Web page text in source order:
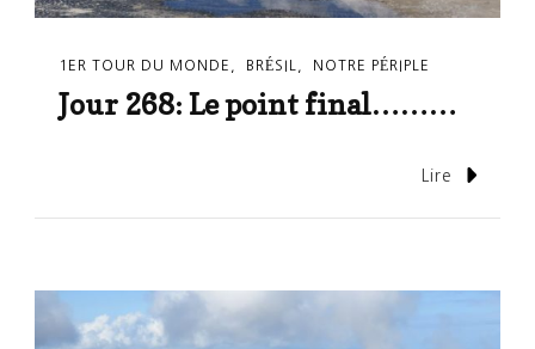
1ER TOUR DU MONDE BRÉSIL NOTRE PÉRIPLE
Jour 268: Le point final………
Lire